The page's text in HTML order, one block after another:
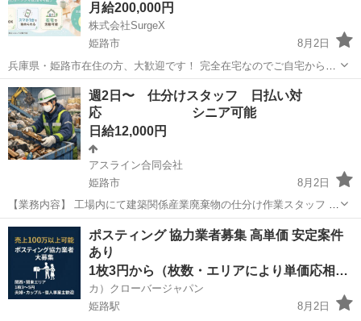
月給200,000円
株式会社SurgeX
姫路市
8月2日
兵庫県・姫路市在住の方、大歓迎です！ 完全在宅なのでご自宅から応
募いただけます。 配信の頑張りをそのまま収入に反映できる、成果報
酬ありの在宅ライバー求人です。 収入を伸ばすコツは専属マネージャ
ーが個別にアドバイ...
兵庫 姫路市 その他 ライバー
週2日〜 仕分けスタッフ 日払い対
応 シニア可能
日給12,000円
アスライン合同会社
姫路市
8月2日
【業務内容】 工場内にて建築関係産業廃棄物の仕分け作業スタッフ 商
品 ：建築関係産業廃棄物 働く場所：工場内 年齢層 ：20～70歳
くらいまでの方が活躍中 勤務時間：8時00分〜17時00分 【即面接出来
ます】 日払い対...
兵庫 姫路市 スタッフ
ポスティング 協力業者募集 高単価 安定案件
あり
1枚3円から（枚数・エリアにより単価応相談）
カ）クローバージャパン
姫路駅
8月2日